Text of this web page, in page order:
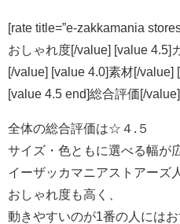
[rate title=”e-zakkamania
おしゃれ度[/value] [value 4.5]
[/value] [value 4.0]素材[/value]
[value 4.5 end]総合評価[/
全体の総合評価は☆４.５
サイズ・色ともに選べる幅が
イーザッカマニアストアーズ
おしゃれ度も高く、
動きやすいのが1番の人にはお